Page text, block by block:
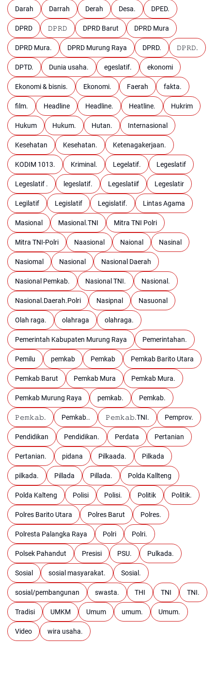
Darah Darrah Derah Desa. DPED.
DPRD 𝙳𝙿𝚁𝙳 DPRD Barut DPRD Mura
DPRD Mura. DPRD Murung Raya DPRD. 𝙳𝙿𝚁𝙳.
DPTD. Dunia usaha. egeslatif. ekonomi
Ekonomi & bisnis. Ekonomi. Faerah fakta.
film. Headline Headline. Heatline. Hukrim
Hukum Hukum. Hutan. Internasional
Kesehatan Kesehatan. Ketenagakerjaan.
KODIM 1013. Kriminal. Legelatif. Legeslatif
Legeslatif . legeslatif. Legeslatiif Legeslatir
Legilatif Legislatif Legislatif. Lintas Agama
Masional Masional.TNI Mitra TNI Polri
Mitra TNI-Polri Naasional Naional Nasinal
Nasiomal Nasional Nasional Daerah
Nasional Pemkab. Nasional TNI. Nasional.
Nasional.Daerah.Polri Nasipnal Nasuonal
Olah raga. olahraga olahraga.
Pemerintah Kabupaten Murung Raya Pemerintahan.
Pemilu pemkab Pemkab Pemkab Barito Utara
Pemkab Barut Pemkab Mura Pemkab Mura.
Pemkab Murung Raya pemkab. Pemkab.
𝙿𝚎𝚖𝚔𝚊𝚋. Pemkab.. 𝙿𝚎𝚖𝚔𝚊𝚋.TNI. Pemprov.
Pendidikan Pendidikan. Perdata Pertanian
Pertanian. pidana Pilkaada. Pilkada
pilkada. Pillada Pillada. Polda Kallteng
Polda Kalteng Polisi Polisi. Politik Politik.
Polres Barito Utara Polres Barut Polres.
Polresta Palangka Raya Polri Polri.
Polsek Pahandut Presisi PSU. Pulkada.
Sosial sosial masyarakat. Sosial.
sosial/pembangunan swasta. THI TNI TNI.
Tradisi UMKM Umum umum. Umum.
Video wira usaha.